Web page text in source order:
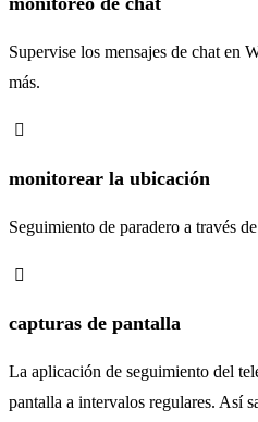
Supervise los mensajes de chat en
más.
monitorear la ubicación
Seguimiento de paradero a través
capturas de pantalla
La aplicación de seguimiento del
pantalla a intervalos regulares. Así